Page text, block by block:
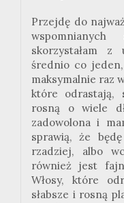
Przejdę do
skorzystałam z
średnio co
maksymalnie raz
które odrastają,
rosną o wiele
zadowolona i
sprawią, że
rzadziej, albo
również jest
Włosy, które
słabsze i rosną